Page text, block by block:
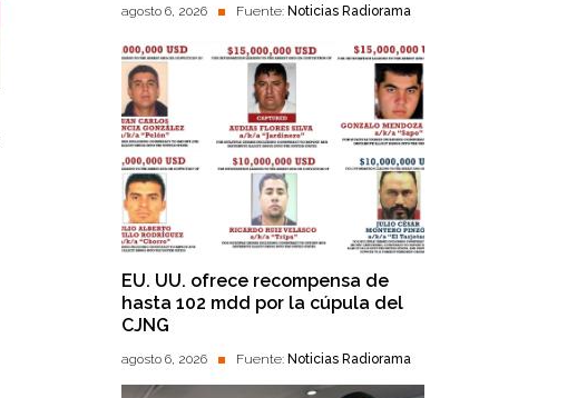
agosto 6, 2026 Fuente: Noticias Radiorama
EU. UU. ofrece recompensa de
hasta 102 mdd por la cúpula del
CJNG
agosto 6, 2026 Fuente: Noticias Radiorama